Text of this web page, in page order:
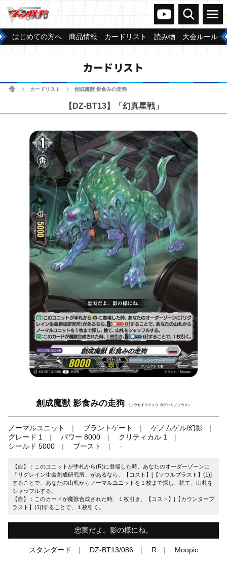
ヴァンガードch
検索 メニュー
はじめての方へ 商品情報 カードリスト 読み物 大会ルール
カードリスト
ホームカードリスト 創成魔獣 影食みの走狗
【DZ-BT13】「幻真星戦」
創成魔獣 影食みの走狗 （ソウセイマジュウ カゲハミノソウク）
ノーマルユニット ブラントゲート
ゲノムゲル/幻影
グレード 1
パワー 8000
クリティカル 1
シールド 5000
ブースト -
【自】：このユニットが手札から(R)に登場した時、あなたのオーダーゾーンに
「リグレイン生命創成研究所」があるなら、【コスト】[【ソウルブラスト】(1)]
することで、あなたの山札からノーマルユニットを１枚まで探し、捨て、山札を
シャッフルする。
【自】：このカードが魔獣合成された時、１枚引き、【コスト】[【カウンターブ
ラスト】(1)]することで、１枚引く。
忠実だよ。影の様にね。
スタンダード DZ-BT13/086 R Moopic